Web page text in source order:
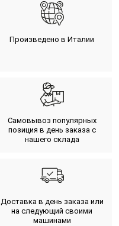
Произведено в Италии
Самовывоз популярных
позиция в день заказа с
нашего склада
Доставка в день заказа или
на следующий своими
машинами